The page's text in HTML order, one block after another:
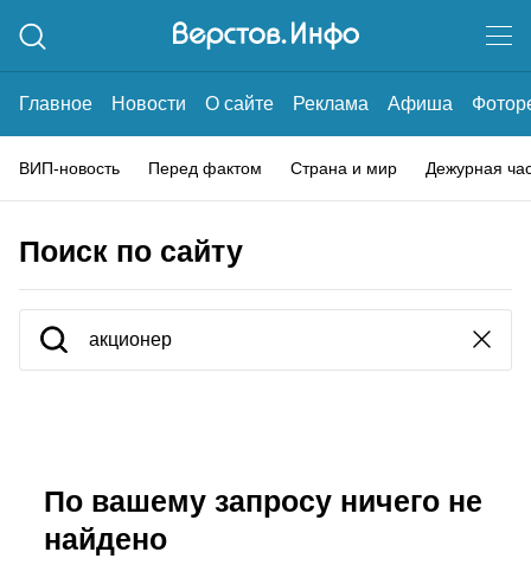
Главное Новости О сайте Реклама Афиша
ВИП-новость Перед фактом Страна и мир Дежурная
Поиск по сайту
По вашему запросу ничего не
найдено